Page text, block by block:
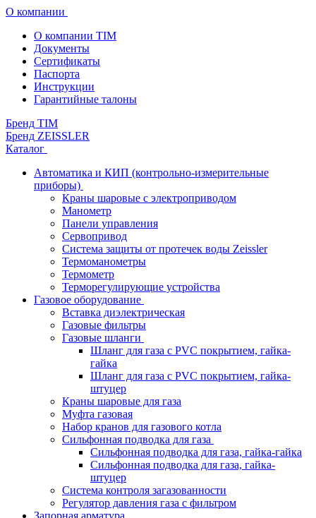
О компании
О компании TIM
Документы
Сертификаты
Паспорта
Инструкции
Гарантийные талоны
Бренд TIM
Бренд ZEISSLER
Каталог
Автоматика и КИП (контрольно-измерительные
приборы)
Краны шаровые с электроприводом
Манометр
Панели управления
Сервопривод
Система защиты от протечек воды Zeissler
Термоманометры
Термометр
Терморегулирующие устройства
Газовое оборудование
Вставка диэлектрическая
Газовые фильтры
Газовые шланги
Шланг для газа с PVC покрытием, гайка-
гайка
Шланг для газа с PVC покрытием, гайка-
штуцер
Краны шаровые для газа
Муфта газовая
Набор кранов для газового котла
Сильфонная подводка для газа
Сильфонная подводка для газа, гайка-гайка
Сильфонная подводка для газа, гайка-
штуцер
Система контроля загазованности
Регулятор давления газа с фильтром
Запорная арматура